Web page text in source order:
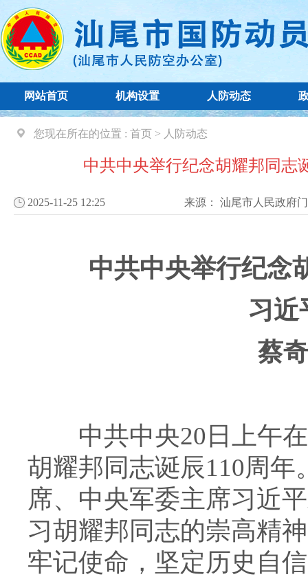
网站首页 机构设置 人防动态
您现在所在的位置 : 首页 > 人防动态
中共中央举行纪念胡耀邦同志
2025-11-25 12:25 来源： 汕尾市人民政府
中共中央举行纪念
习近
蔡
中共中央20日上午
胡耀邦同志诞辰110周
席、中央军委主席习近
习胡耀邦同志的崇高精
牢记使命，坚定历史自